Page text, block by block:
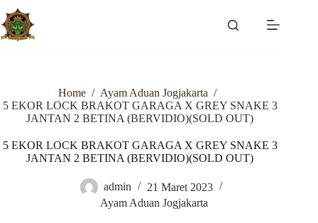
Skip
to
content
Home / Ayam Aduan Jogjakarta /
5 EKOR LOCK BRAKOT GARAGA X GREY SNAKE 3
JANTAN 2 BETINA (BERVIDIO)(SOLD OUT)
5 EKOR LOCK BRAKOT GARAGA X GREY SNAKE 3
JANTAN 2 BETINA (BERVIDIO)(SOLD OUT)
admin
21 Maret 2023
Ayam Aduan Jogjakarta